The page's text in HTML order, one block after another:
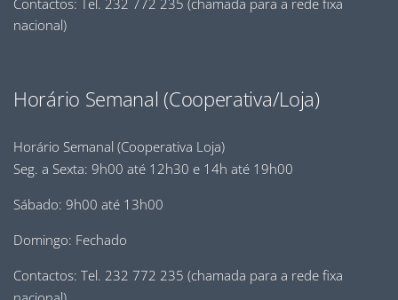
nacional)
Horário Semanal (Cooperativa/Loja)
Horário Semanal (Cooperativa Loja)
Seg. a Sexta: 9h00 até 12h30 e 14h até 19h00
Sábado: 9h00 até 13h00
Domingo: Fechado
Contactos: Tel. 232 772 235 (chamada para a rede fixa